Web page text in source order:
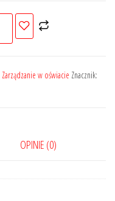
Zarządzanie w oświacie Znacznik:
OPINIE (0)